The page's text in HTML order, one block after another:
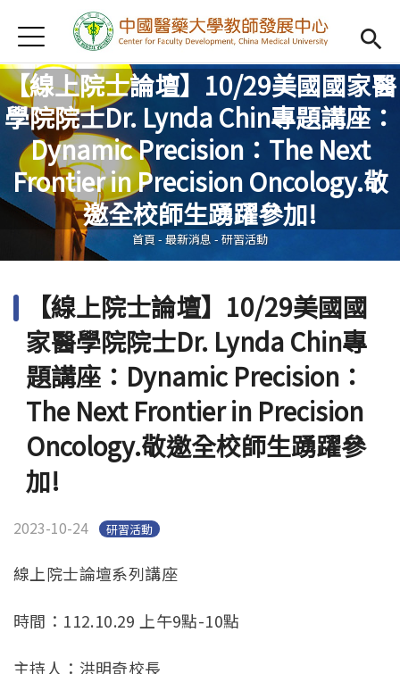
首頁
Open
認識我們
Open
教學研習
Open
新進教師
Open
傑出教授
Open
教師專業社群
Open
借用項目
Open
AI專區
Jump to Navigation
Jump to Main content
【線上院士論壇】10/29美國國家醫
學院院士Dr. Lynda Chin專題講座：
Dynamic Precision：The Next
Frontier in Precision Oncology.敬
邀全校師生踴躍參加!
您在這裡
首頁 - 最新消息 - 研習活動
【線上院士論壇】10/29美國國
家醫學院院士Dr. Lynda Chin專
題講座：Dynamic Precision：
The Next Frontier in Precision
Oncology.敬邀全校師生踴躍參
加!
2023-10-24 研習活動
線上院士論壇系列講座
時間：112.10.29 上午9點-10點
主持人：洪明奇校長